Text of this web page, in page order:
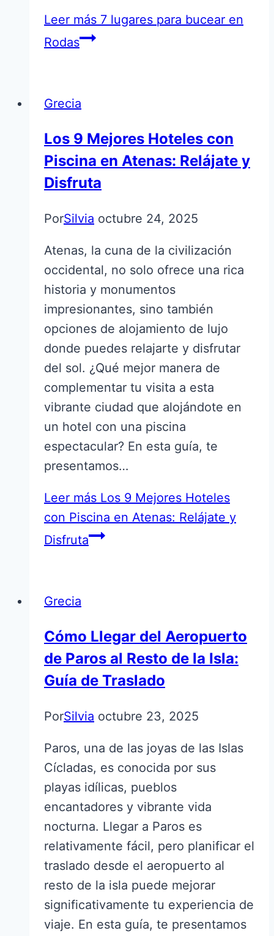
Leer más 7 lugares para bucear en
Rodas
Grecia
Los 9 Mejores Hoteles con
Piscina en Atenas: Relájate y
Disfruta
PorSilvia octubre 24, 2025
Atenas, la cuna de la civilización
occidental, no solo ofrece una rica
historia y monumentos
impresionantes, sino también
opciones de alojamiento de lujo
donde puedes relajarte y disfrutar
del sol. ¿Qué mejor manera de
complementar tu visita a esta
vibrante ciudad que alojándote en
un hotel con una piscina
espectacular? En esta guía, te
presentamos…
Leer más Los 9 Mejores Hoteles
con Piscina en Atenas: Relájate y
Disfruta
Grecia
Cómo Llegar del Aeropuerto
de Paros al Resto de la Isla:
Guía de Traslado
PorSilvia octubre 23, 2025
Paros, una de las joyas de las Islas
Cícladas, es conocida por sus
playas idílicas, pueblos
encantadores y vibrante vida
nocturna. Llegar a Paros es
relativamente fácil, pero planificar el
traslado desde el aeropuerto al
resto de la isla puede mejorar
significativamente tu experiencia de
viaje. En esta guía, te presentamos